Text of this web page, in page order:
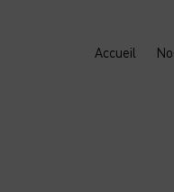
Accueil